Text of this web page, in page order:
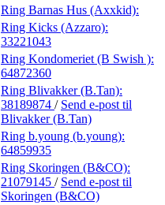
Ring Barnas Hus (Axxkid):
Ring Kicks (Azzaro):
33221043
Ring Kondomeriet (B Swish ):
64872360
Ring Blivakker (B.Tan):
38189874 / Send e-post til
Blivakker (B.Tan)
Ring b.young (b.young):
64859935
Ring Skoringen (B&CO):
21079145 / Send e-post til
Skoringen (B&CO)